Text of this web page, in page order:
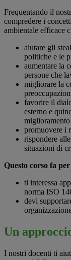
Frequentando il
compredere i
ambientale efficace
aiutare gli
politiche e le
aumentare la
persone che
migliorare la
favorire il
esterno e
promuovere i
rispondere
situazioni di
Questo corso fa per
ti interessa
norma ISO
devi
Un
I nostri docenti ti